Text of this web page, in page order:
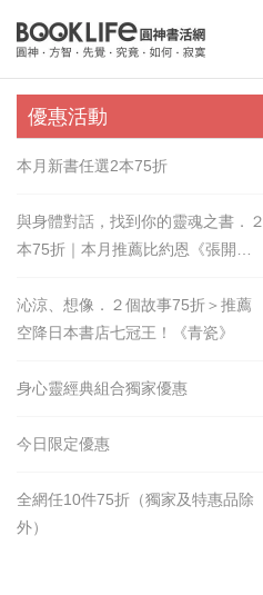
優惠活動
本月新書任選2本75折
與身體對話，找到你的靈魂之書．２
本75折｜本月推薦比約恩《張開的
沁涼、想像．２個故事75折＞推薦
空降日本書店七冠王！《青瓷》
身心靈經典組合獨家優惠
今日限定優惠
全網任10件75折（獨家及特惠品除
外）